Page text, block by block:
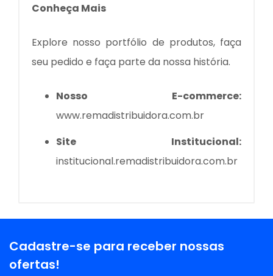
Conheça Mais
Explore nosso portfólio de produtos, faça
seu pedido e faça parte da nossa história.
Nosso E-commerce:
www.remadistribuidora.com.br
Site Institucional:
institucional.remadistribuidora.com.br
Cadastre-se para receber nossas
ofertas!